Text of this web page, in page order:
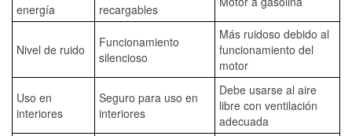
energía
recargables
Nivel de ruido
Funcionamiento
silencioso
Más ruidoso debido al
funcionamiento del
motor
Uso en
interiores
Seguro para uso en
interiores
Debe usarse al aire
libre con ventilación
adecuada